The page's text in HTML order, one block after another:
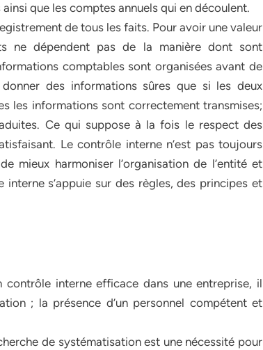
que les comptes annuels qui en découlent.
de tous les faits. Pour avoir une valeur
ne dépendent pas de la manière dont sont
comptables sont organisées avant de
des informations sûres que si les deux
les informations sont correctement transmises;
Ce qui suppose à la fois le respect des
Le contrôle interne n’est pas toujours
mieux harmoniser l’organisation de l’entité et
s’appuie sur des règles, des principes et
contrôle interne efficace dans une entreprise, il
; la présence d’un personnel compétent et
de systématisation est une nécessité pour